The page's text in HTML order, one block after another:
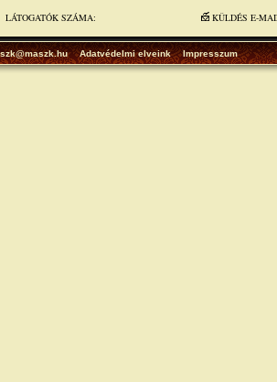
LÁTOGATÓK SZÁMA: KÜLDÉS E-
Adatvédelmi elveink Impresszum